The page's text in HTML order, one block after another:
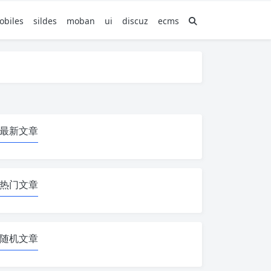
sildes moban ui discuz ecms
最新文章
热门文章
随机文章